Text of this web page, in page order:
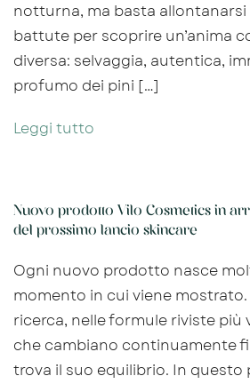
notturna, ma basta allontanarsi
battute per scoprire un’anima
diversa: selvaggia, autentica,
profumo dei pini […]
Leggi tutto
Nuovo prodotto Vilo Cosmetics in
del prossimo lancio skincare
Ogni nuovo prodotto nasce
momento in cui viene mostrato.
ricerca, nelle formule riviste più
che cambiano continuamente
trova il suo equilibrio. In questo